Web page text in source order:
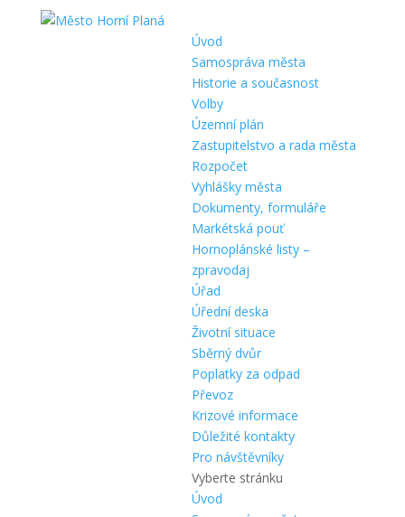
Úvod
Samospráva města
Historie a současnost
Volby
Územní plán
Zastupitelstvo a rada města
Rozpočet
Vyhlášky města
Dokumenty, formuláře
Markétská pouť
Hornoplánské listy –
zpravodaj
Úřad
Úřední deska
Životní situace
Sběrný dvůr
Poplatky za odpad
Převoz
Krizové informace
Důležité kontakty
Pro návštěvníky
Vyberte stránku
Úvod